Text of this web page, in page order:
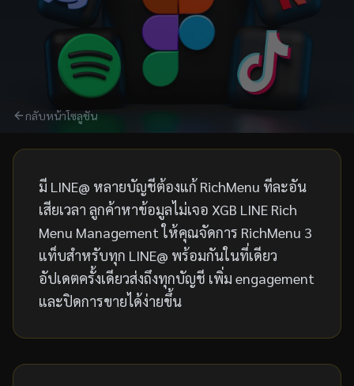
LINE OA ดูธรรมดา — แก้ด้วย
LINE Rich Menu Management
กลับหน้าโซลูชัน
มี LINE@ หลายบัญชีต้องแก้ RichMenu ทีละอัน
เสียเวลา ลูกค้าหาข้อมูลไม่เจอ XGB LINE Rich
Menu Management ให้คุณจัดการ RichMenu 3
แท็บสำหรับทุก LINE@ พร้อมกันในที่เดียว
อัปเดตครั้งเดียวส่งถึงทุกบัญชี เพิ่ม engagement
และปิดการขายได้ง่ายขึ้น